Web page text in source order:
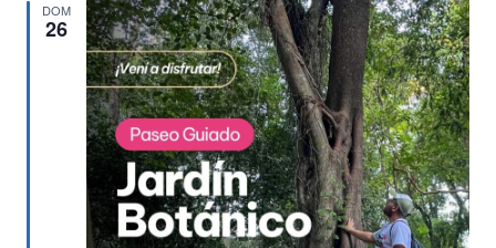
DOM
26